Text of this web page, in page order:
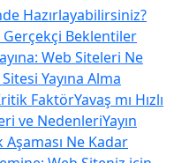
Hazırlayabilirsiniz?
Gerçekçi Beklentiler
Web Siteleri Ne
Yayına Alma
FaktörYavaş mı Hızlı
ve NedenleriYayın
Aşaması Ne Kadar